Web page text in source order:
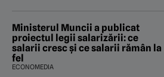
Ministerul Muncii a publicat
proiectul legii salarizării: ce
salarii cresc și ce salarii rămân la
fel
ECONOMEDIA